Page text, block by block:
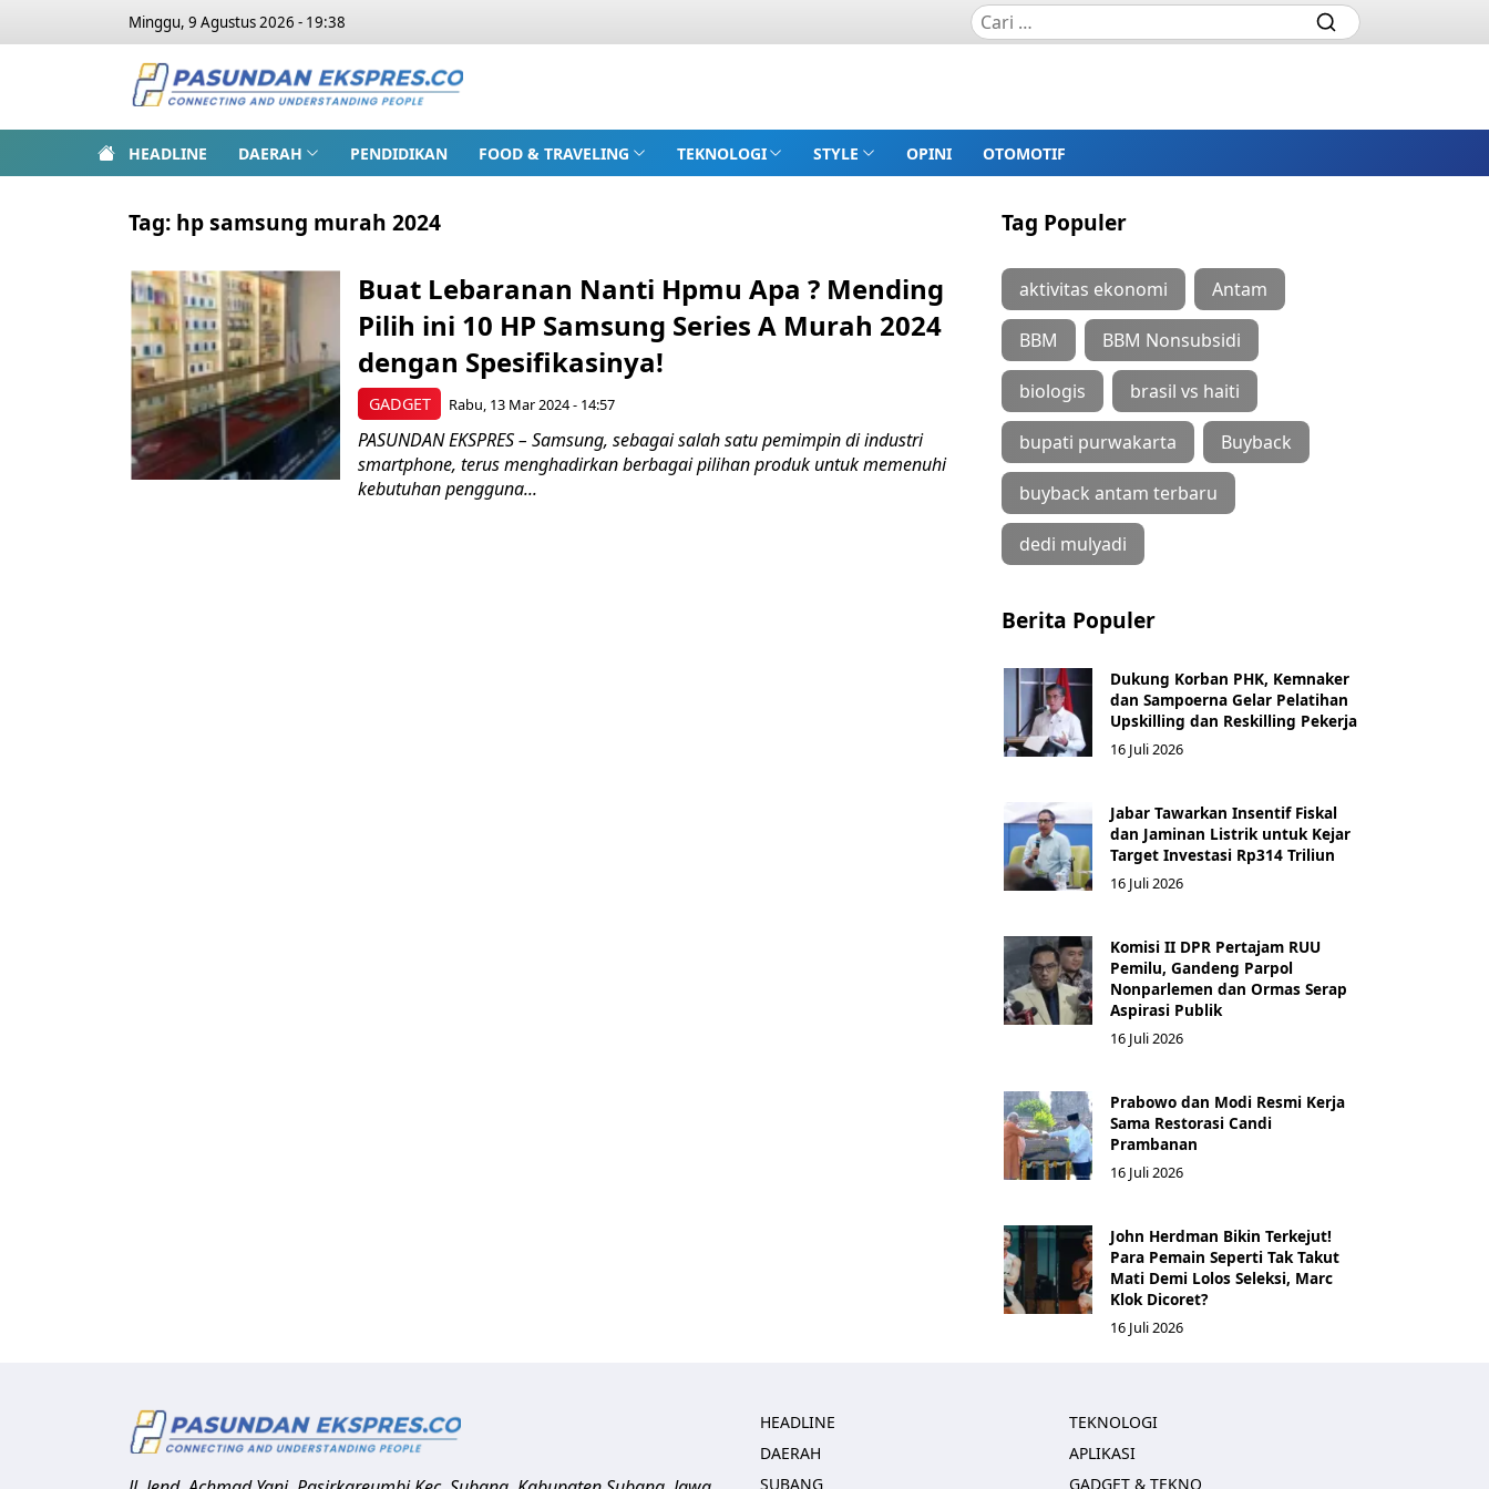
Minggu, 9 Agustus 2026 - 19:38
HEADLINE DAERAH PENDIDIKAN FOOD & TRAVELING TEKNOLOGI STYLE OPINI OTOMOTIF
Tag: hp samsung murah 2024
GADGET
Buat Lebaranan Nanti Hpmu Apa ? Mending
Pilih ini 10 HP Samsung Series A Murah 2024
dengan Spesifikasinya!
Rabu, 13 Mar 2024 - 14:57
PASUNDAN EKSPRES – Samsung, sebagai salah satu pemimpin di industri
smartphone, terus menghadirkan berbagai pilihan produk untuk memenuhi
kebutuhan pengguna...
Tag Populer
aktivitas ekonomi Antam
BBM BBM Nonsubsidi
biologis brasil vs haiti
bupati purwakarta Buyback
buyback antam terbaru
dedi mulyadi
Berita Populer
Dukung Korban PHK, Kemnaker
dan Sampoerna Gelar Pelatihan
Upskilling dan Reskilling Pekerja
16 Juli 2026
Jabar Tawarkan Insentif Fiskal
dan Jaminan Listrik untuk Kejar
Target Investasi Rp314 Triliun
16 Juli 2026
Komisi II DPR Pertajam RUU
Pemilu, Gandeng Parpol
Nonparlemen dan Ormas Serap
Aspirasi Publik
16 Juli 2026
Prabowo dan Modi Resmi Kerja
Sama Restorasi Candi
Prambanan
16 Juli 2026
John Herdman Bikin Terkejut!
Para Pemain Seperti Tak Takut
Mati Demi Lolos Seleksi, Marc
Klok Dicoret?
16 Juli 2026
HEADLINE
DAERAH
SUBANG
TEKNOLOGI
APLIKASI
GADGET & TEKNO